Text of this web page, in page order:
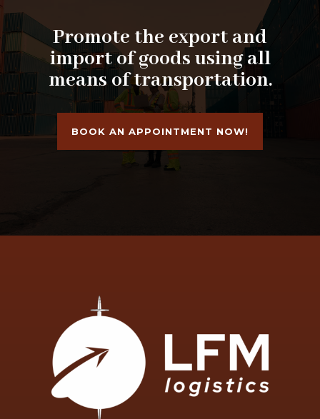
Promote the export and
import of goods using all
means of transportation.
BOOK AN APPOINTMENT NOW!